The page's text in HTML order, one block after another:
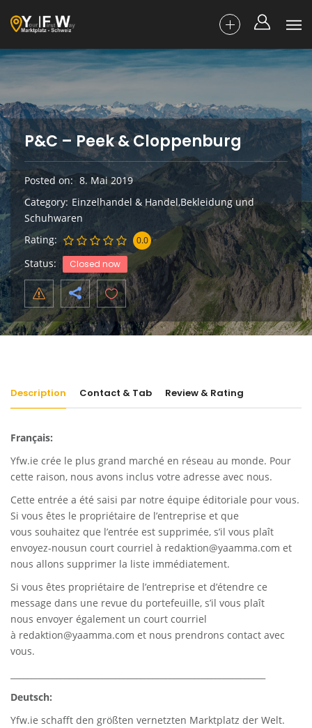
P&C – Peek & Cloppenburg
Posted on
8. Mai 2019
Category Einzelhandel & Handel,Bekleidung und
Schuhwaren
Rating
0.0
Status Closed now
Description Contact & Tab Review & Rating
Français:
Yfw.ie crée le plus grand marché en réseau au monde. Pour
cette raison, nous avons inclus votre adresse avec nous.
Cette entrée a été saisi par notre équipe éditoriale pour vous.
Si vous êtes le propriétaire de l’entreprise et que
vous souhaitez que l’entrée est supprimée, s’il vous plaît
envoyez-nousun court courriel à redaktion@yaamma.com et
nous allons supprimer la liste immédiatement.
Si vous êtes propriétaire de l’entreprise et d’étendre ce
message dans une revue du portefeuille, s’il vous plaît
nous envoyer également un court courriel
à redaktion@yaamma.com et nous prendrons contact avec
vous.
Deutsch:
Yfw.ie schafft den größten vernetzten Marktplatz der Welt.